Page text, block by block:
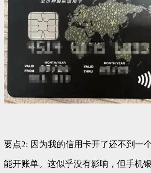
要点2: 因为我的信用卡开了还不到一
能开账单。这似乎没有影响，但手机